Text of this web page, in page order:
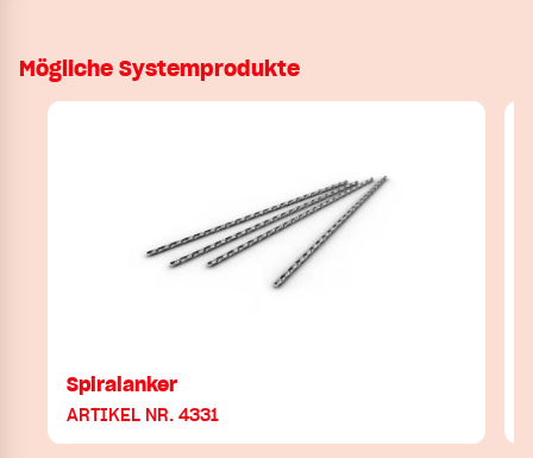
Mögliche Systemprodukte
Spiralanker
ARTIKEL NR. 4331